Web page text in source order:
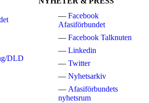
DLD
Facebook
Afasiförbundet
Facebook Talknuten
Linkedin
Twitter
Nyhetsarkiv
Afasiförbundets
nyhetsrum